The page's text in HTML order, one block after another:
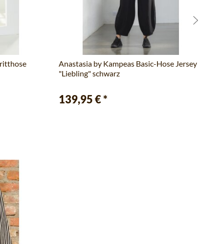
Anastasia by Kampeas Basic-Hose Jersey
"Liebling" schwarz
139,95 €*